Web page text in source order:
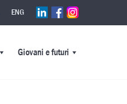
ENG
Giovani e futuri